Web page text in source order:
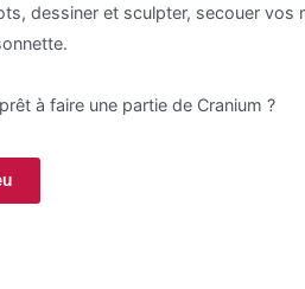
dessiner et sculpter, secouer vos
à faire une partie de Cranium ?